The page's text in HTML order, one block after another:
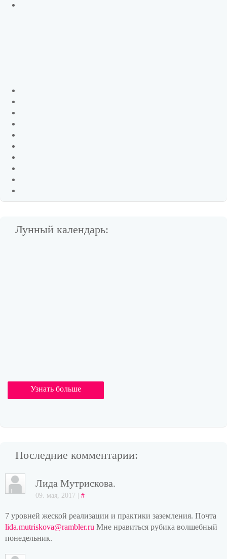
Лунный календарь:
Узнать больше
Последние комментарии:
Лида Мутрискова.
09. мая, 2017 | #
7 уровней жеской реализации и практики заземления. Почта
lida.mutriskova@rambler.ru Мне нравиться рубика волшебный
понедельник.